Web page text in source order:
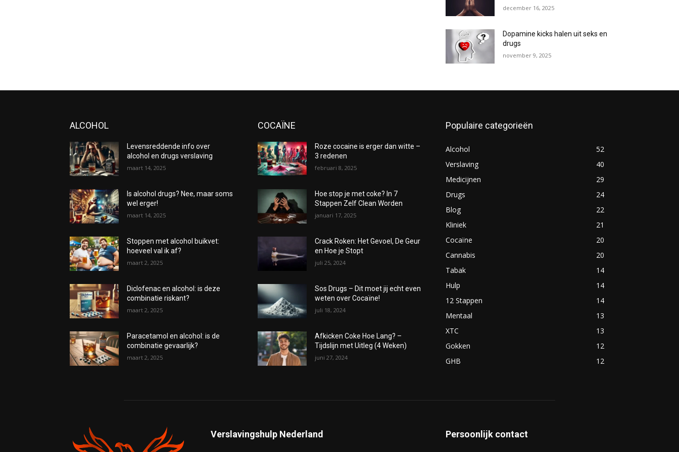
december 16, 2025
Dopamine kicks halen uit seks en
drugs
november 9, 2025
ALCOHOL
Levensreddende info over
alcohol en drugs verslaving
maart 14, 2025
Is alcohol drugs? Nee, maar soms
wel erger!
maart 14, 2025
Stoppen met alcohol buikvet:
hoeveel val ik af?
maart 2, 2025
Diclofenac en alcohol: is deze
combinatie riskant?
maart 2, 2025
Paracetamol en alcohol: is de
combinatie gevaarlijk?
maart 2, 2025
COCAÏNE
Roze cocaine is erger dan witte –
3 redenen
februari 8, 2025
Hoe stop je met coke? In 7
Stappen Zelf Clean Worden
januari 17, 2025
Crack Roken: Het Gevoel, De Geur
en Hoe je Stopt
juli 25, 2024
Sos Drugs – Dit moet jij echt even
weten over Cocaïne!
juli 18, 2024
Afkicken Coke Hoe Lang? –
Tijdslijn met Uitleg (4 Weken)
juni 27, 2024
Populaire categorieën
Alcohol
52
Verslaving
40
Medicijnen
29
Drugs
24
Blog
22
Kliniek
21
Cocaïne
20
Cannabis
20
Tabak
14
Hulp
14
12 Stappen
14
Mentaal
13
XTC
13
Gokken
12
GHB
12
Verslavingshulp Nederland Persoonlijk contact